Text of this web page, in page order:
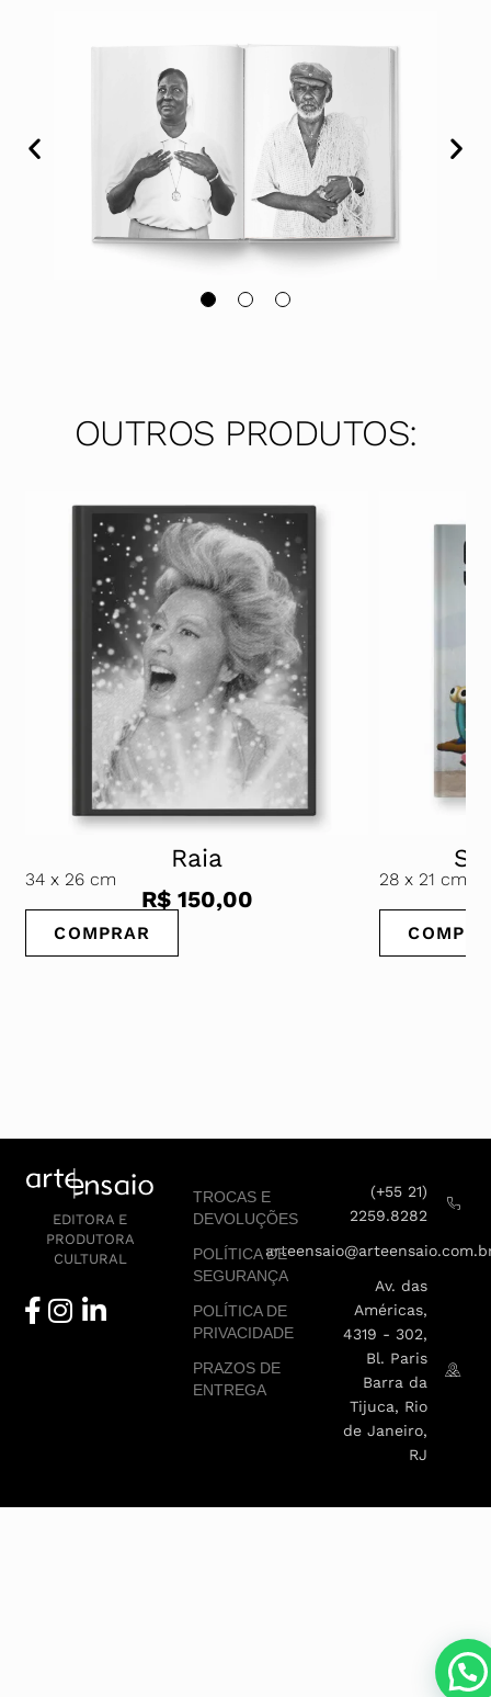
OUTROS PRODUTOS:
Raia
34 x 26 cm
R$150,00
COMPRAR
28 x 21 cm
EDITORA E
PRODUTORA
CULTURAL
TROCAS E
DEVOLUÇÕES
POLÍTICA DE
SEGURANÇA
POLÍTICA DE
PRIVACIDADE
PRAZOS DE
ENTREGA
(+55 21)
2259.8282
Av. das
Américas,
4319 - 302,
Bl. Paris
Barra da
Tijuca, Rio
de Janeiro,
RJ